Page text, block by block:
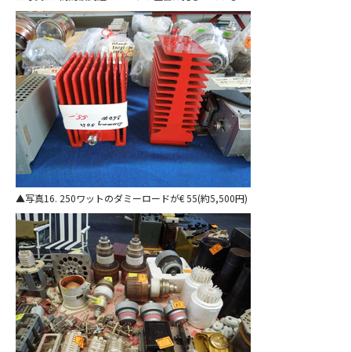
写真16. 250ワットのダミーロードが€ 55(約5,500円)